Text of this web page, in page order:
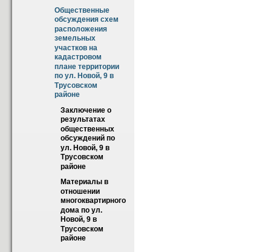
Общественные
обсуждения схем
расположения
земельных
участков на
кадастровом
плане территории
по ул. Новой, 9 в
Трусовском
районе
Заключение о
результатах
общественных
обсуждений по
ул. Новой, 9 в
Трусовском
районе
Материалы в
отношении
многоквартирного
дома по ул.
Новой, 9 в
Трусовском
районе